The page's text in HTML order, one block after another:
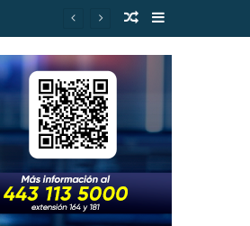
Publicación al
Barra lateral